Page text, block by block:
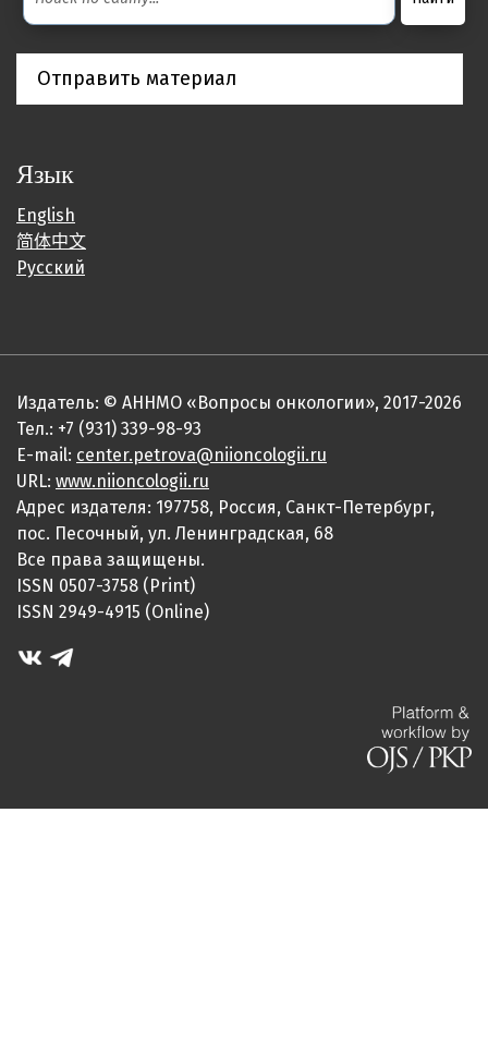
Отправить материал
Язык
English
简体中文
Русский
Издатель: © АННМО «Вопросы онкологии», 2017-2026
Тел.: +7 (931) 339-98-93
E-mail: center.petrova@niioncologii.ru
URL: www.niioncologii.ru
Адрес издателя: 197758, Россия, Санкт-Петербург,
пос. Песочный, ул. Ленинградская, 68
Все права защищены.
ISSN 0507-3758 (Print)
ISSN 2949-4915 (Online)